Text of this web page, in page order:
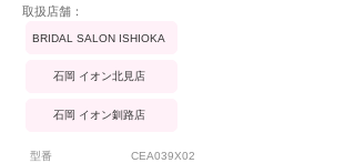
​取扱店舗：
BRIDAL SALON ISHIOKA
石岡 イオン北見店
石岡 イオン釧路店
型番 CEA039X02